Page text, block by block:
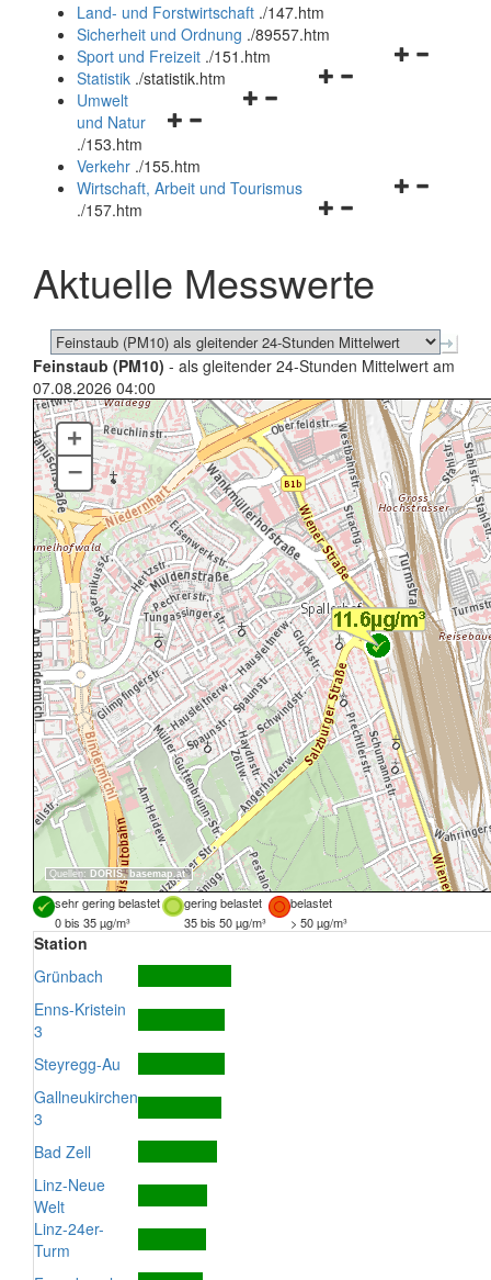
und
schließen
Land- und Forstwirtschaft ./147.htm
Sicherheit und Ordnung ./89557.htm
Navigationsmenü
Sport und Freizeit ./151.htm
Navigationsmenü
Statistik ./statistik.htm
Navigationsmenü
und
schließen
Umwelt
und Natur
./153.htm
Verkehr ./155.htm
Navigationsmenü
schließen
Wirtschaft, Arbeit und Tourismus
./157.htm
Aktuelle Messwerte
Feinstaub (PM10) - als gleitender 24-Stunden Mittelwert am
07.08.2026 04:00
Quellen: DORIS, basemap.at
+
–
sehr gering belastet gering belastet
belastet
0 bis 35 µg/m³
35 bis 50 µg/m³ > 50 µg/m³
Station
Grünbach
Enns-Kristein
3
Steyregg-Au
Gallneukirchen
3
Bad Zell
Linz-Neue
Welt
Linz-24er-
Turm